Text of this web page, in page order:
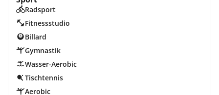
Radsport
Fitnessstudio
Billard
Gymnastik
Wasser-Aerobic
Tischtennis
Aerobic